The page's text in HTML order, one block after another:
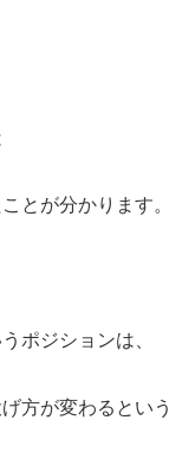
とが分かります。
ポジションは、
方が変わるという